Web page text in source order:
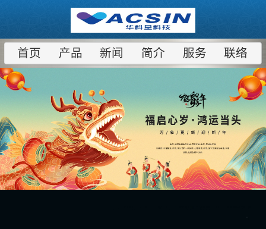
首页 产品 新闻 简介 服务 联络